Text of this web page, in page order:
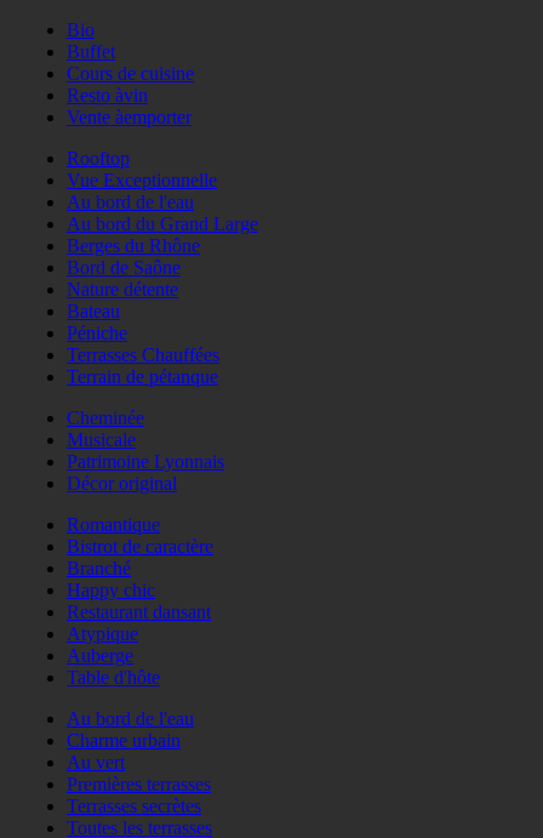
Bio
Buffet
Cours de cuisine
Resto àvin
Vente àemporter
Rooftop
Vue Exceptionnelle
Au bord de l'eau
Au bord du Grand Large
Berges du Rhône
Bord de Saône
Nature détente
Bateau
Péniche
Terrasses Chauffées
Terrain de pétanque
Cheminée
Musicale
Patrimoine Lyonnais
Décor original
Romantique
Bistrot de caractère
Branché
Happy chic
Restaurant dansant
Atypique
Auberge
Table d'hôte
Au bord de l'eau
Charme urbain
Au vert
Premières terrasses
Terrasses secrètes
Toutes les terrasses